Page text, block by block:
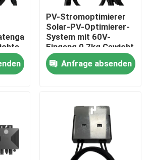
PV-Stromoptimierer
Solar-PV-Optimierer-
System mit 60V-
Eingang 0,7kg Gewicht
Anfrage absenden